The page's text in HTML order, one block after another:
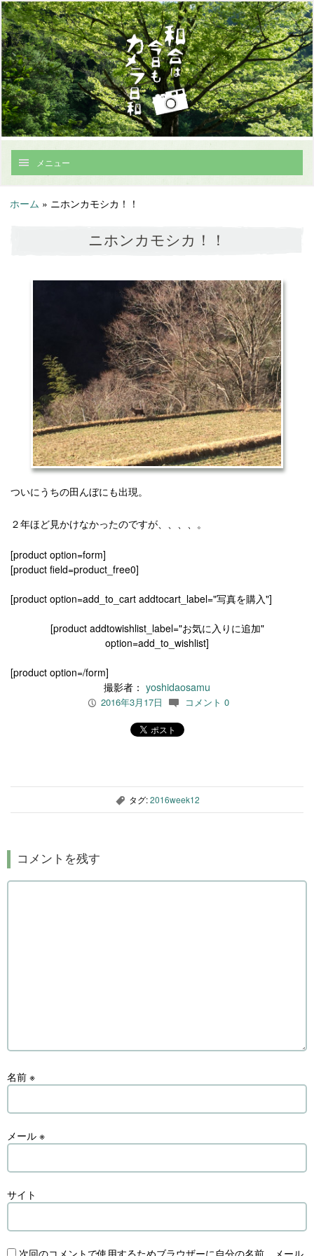
メニュー
ホーム » ニホンカモシカ！！
ニホンカモシカ！！
ついにうちの田んぼにも出現。
２年ほど見かけなかったのですが、、、、。
[product option=form]
[product field=product_free0]
[product option=add_to_cart addtocart_label="写真を購入"]
[product addtowishlist_label="お気に入りに追加"
option=add_to_wishlist]
[product option=/form]
撮影者： yoshidaosamu
P 2016年3月17日 c コメント 0
, タグ:2016week12
コメントを残す
名前 ※
メール ※
サイト
次回のコメントで使用するためブラウザーに自分の名前、メール